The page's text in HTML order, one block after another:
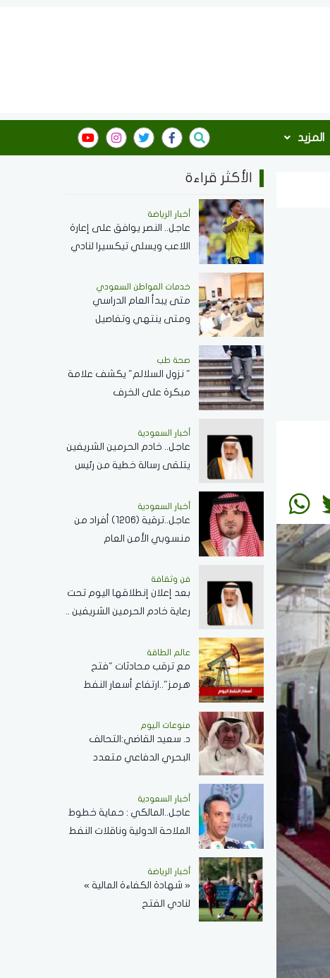
المزيد
الأكثر قراءة
أخبار الرياضة
عاجل.. النصر يوافق على إعارة
اللاعب ويسلي تيكسيرا لنادي
واحد
خدمات المواطن السعودي
‏متى يبدأ العام الدراسي
ومتى ينتهي وتفاصيل
صحة طب
" نزول السلالم" يكشف علامة
مبكرة على الخرف
أخبار السعودية
عاجل.. خادم الحرمين الشريفين
يتلقى رسالة خطية من رئيس
العلاقات الثنائية
أخبار السعودية
عاجل..ترقية (1206) أفراد من
منسوبي الأمن العام
فن وثقافة
بعد إعلان إنطلاقها اليوم تحت
رعاية خادم الحرمين الشريفين ..
مسابقة الملك عبدالعزيز
الدولية لحفظ القرآن الكريم
عالم الطاقة
مع ترقب محادثات "فتح
هرمز"..ارتفاع أسعار النفط
دولارًا للبرميل
منوعات اليوم
د. سعيد القاضي:التحالف
البحري الدفاعي متعدد
وسلام في المضائق المائية
أخبار السعودية
عاجل..المالكي : حماية خطوط
الملاحة الدولية وناقلات النفط
الاقتصاد العالمي
أخبار الرياضة
« شهادة الكفاءة المالية »
لنادي الفتح